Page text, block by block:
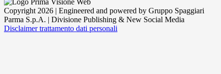
Copyright 2026 | Engineered and powered by Gruppo Spaggiari
Parma S.p.A. | Divisione Publishing & New Social Media
Disclaimer trattamento dati personali